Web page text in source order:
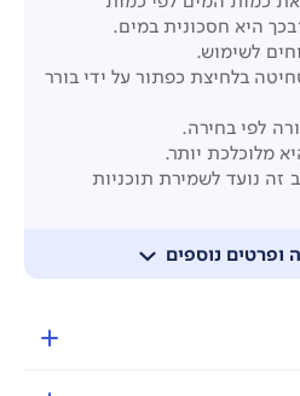
נוספים
היא חסכונית במים.
לשימוש.
בלחיצת כפתור על ידי בורר
לפי בחירה.
מלוכלכת יותר.
נועד לשמירת תוכניות
השרייה ושטיפה נוספת.